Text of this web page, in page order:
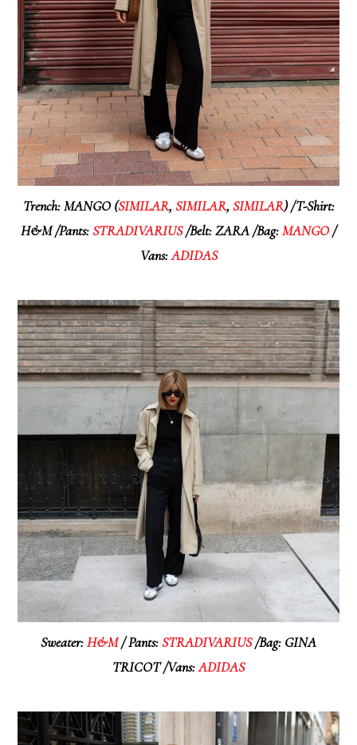
Trench: MANGO (SIMILAR, SIMILAR, SIMILAR) /T-Shirt:
H&M /Pants:STRADIVARIUS/Belt: ZARA /Bag:MANGO/
Vans:ADIDAS
Sweater:H&M/ Pants:STRADIVARIUS/Bag: GINA
TRICOT /Vans:ADIDAS